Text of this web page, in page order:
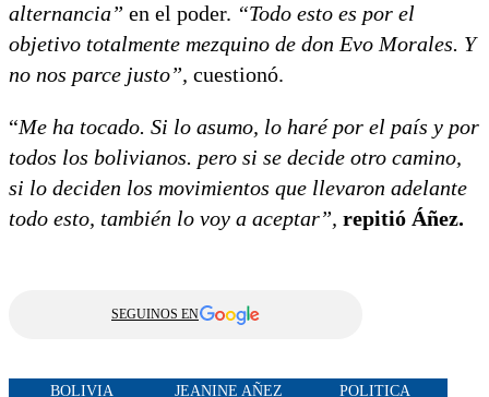
alternancia” en el poder. “Todo esto es por el
objetivo totalmente mezquino de don Evo Morales. Y
no nos parce justo”, cuestionó.
“Me ha tocado. Si lo asumo, lo haré por el país y por
todos los bolivianos. pero si se decide otro camino,
si lo deciden los movimientos que llevaron adelante
todo esto, también lo voy a aceptar”, repitió Áñez.
SEGUINOS EN
BOLIVIA JEANINE AÑEZ POLITICA